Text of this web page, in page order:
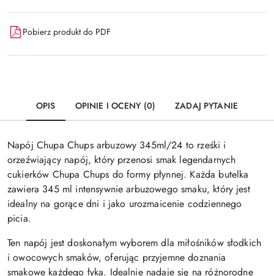
Pobierz produkt do PDF
OPIS OPINIE I OCENY (0) ZADAJ PYTANIE
Napój Chupa Chups arbuzowy 345ml/24 to rześki i
orzeźwiający napój, który przenosi smak legendarnych
cukierków Chupa Chups do formy płynnej. Każda butelka
zawiera 345 ml intensywnie arbuzowego smaku, który jest
idealny na gorące dni i jako urozmaicenie codziennego
picia.
Ten napój jest doskonałym wyborem dla miłośników słodkich
i owocowych smaków, oferując przyjemne doznania
smakowe każdego łyka. Idealnie nadaje się na różnorodne